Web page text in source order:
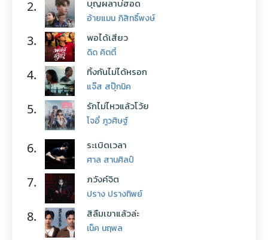
2. บุญผลาบ่ฮอด
อ้ายแมน ภิสิทธิ์พงษ์
3. พอได้เสียว
ดิด คิตตี้
4. ทิ้งกันไม่ได้หรอก
แจ๊ส สปุ๊กนิค
5. รักไม่ไหวแล้วโว้ย
โจอี้ ภูวศิษฐ์
6. ระเบิดเวลา
ศาล สานศิลป์
7. ภวังค์จิต
ปราง ปรางทิพย์
8. สิลืมเขาแล้วล่ะ
เน็ค นฤพล